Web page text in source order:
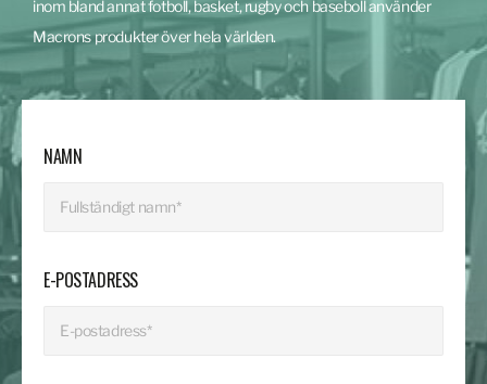
inom bland annat fotboll, basket, rugby och baseboll använder
Macrons produkter över hela världen.
NAMN
E-POSTADRESS